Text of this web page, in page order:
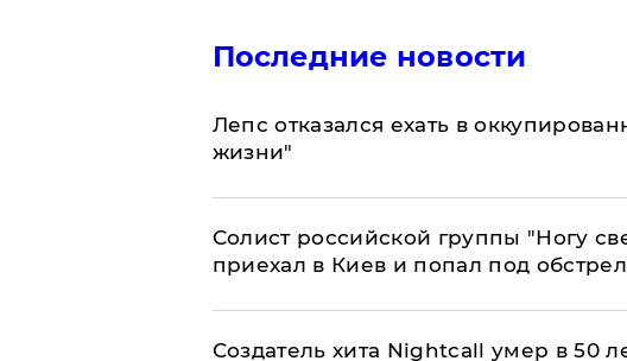
Последние новости
Лепс отказался ехать в
жизни"
Солист российской группы "Ногу
приехал в Киев и попал под
Создатель хита Nightcall умер в 50